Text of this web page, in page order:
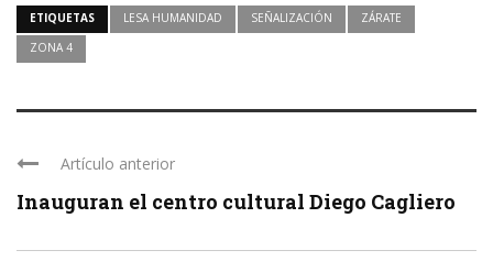
ETIQUETAS LESA HUMANIDAD SEÑALIZACIÓN
ZÁRATE
ZONA 4
Artículo anterior
Inauguran el centro cultural Diego Cagliero